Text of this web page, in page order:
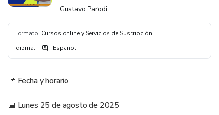
Gustavo Parodi
Formato: Cursos online y Servicios de Suscripción
Idioma: Español
📌 Fecha y horario
📅 Lunes 25 de agosto de 2025